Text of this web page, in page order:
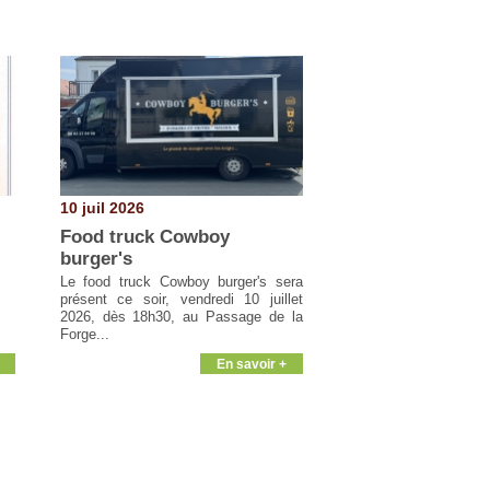
10 juil 2026
Food truck Cowboy
burger's
Le food truck Cowboy burger's sera
présent ce soir, vendredi 10 juillet
2026, dès 18h30, au Passage de la
Forge...
En savoir +